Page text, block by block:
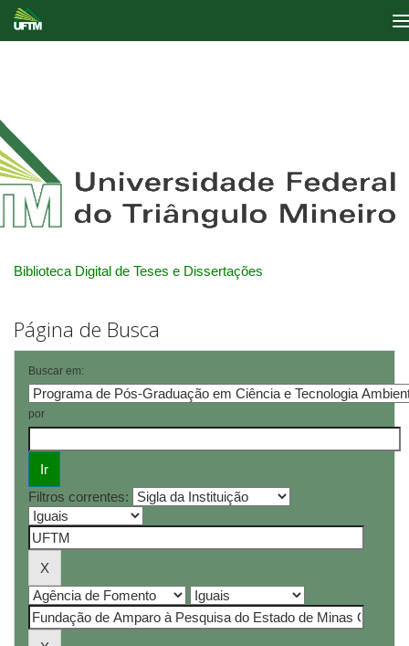
Biblioteca Digital de Teses e Dissertações
Página de Busca
Buscar em:
por
Filtros correntes: